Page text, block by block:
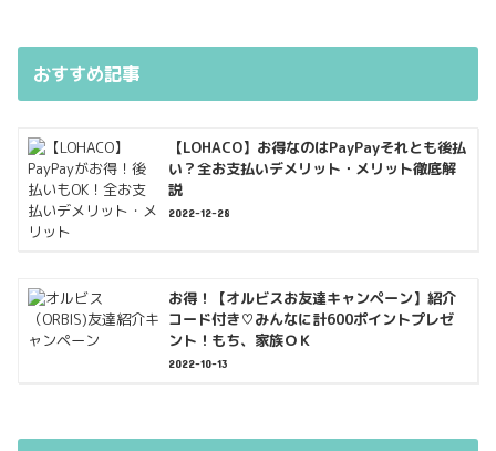
おすすめ記事
【LOHACO】お得なのはPayPayそれとも後払
い？全お支払いデメリット・メリット徹底解
説
2022-12-28
お得！【オルビスお友達キャンペーン】紹介
コード付き♡みんなに計600ポイントプレゼ
ント！もち、家族ＯＫ
2022-10-13